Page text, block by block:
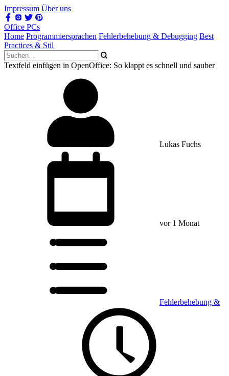
Impressum Über uns
Office PCs
Home Programmiersprachen Fehlerbehebung & Debugging Best
Practices & Stil
Textfeld einfügen in OpenOffice: So klappt es schnell und sauber
Lukas Fuchs
vor 1 Monat
Fehlerbehebung &